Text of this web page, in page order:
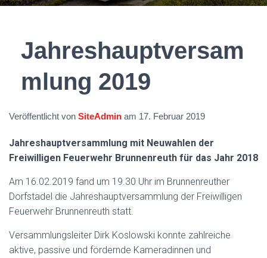
U
Jahreshauptversam
mlung 2019
Veröffentlicht von SiteAdmin am 17. Februar 2019
Jahreshauptversammlung mit Neuwahlen der
Freiwilligen Feuerwehr Brunnenreuth für das Jahr 2018
Am 16.02.2019 fand um 19.30 Uhr im Brunnenreuther
Dorfstadel die Jahreshauptversammlung der Freiwilligen
Feuerwehr Brunnenreuth statt.
Versammlungsleiter Dirk Koslowski konnte zahlreiche
aktive, passive und fördernde Kameradinnen und